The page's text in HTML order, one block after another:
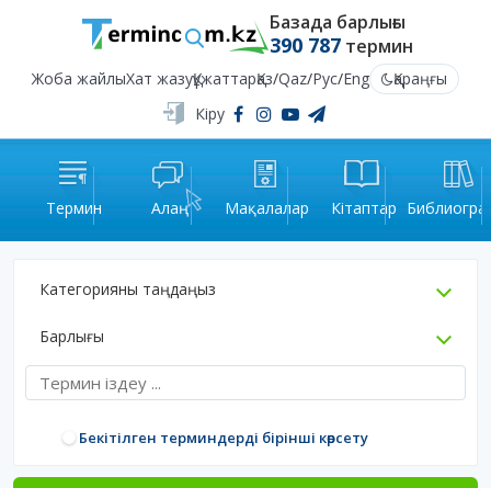
Базада барлығы
390 787термин
Жоба жайлыХат жазуҚұжаттарҚаз/Qaz/Рус/Eng
Қараңғы
Кіру
Термин Алаң Мақалалар Кітаптар
Категорияны таңдаңыз
Барлығы
Бекітілген терминдерді бірінші көрсету